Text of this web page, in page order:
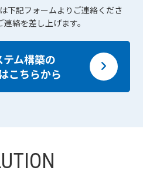
下記フォームよりご連絡くださ
絡を差し上げます。
ム構築の
こちらから